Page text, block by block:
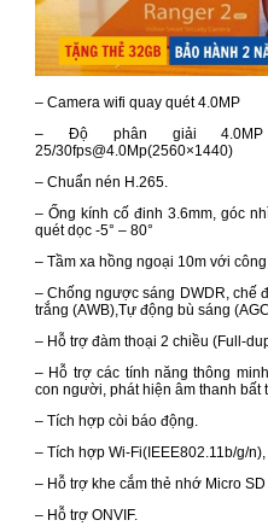
– Camera wifi quay quét 4.0MP
– Độ phân giải 4.0MP
25/30fps@4.0Mp(2560×1440)
– Chuẩn nén H.265.
– Ống kính cố đinh 3.6mm, góc
quét dọc -5° – 80°
– Tầm xa hồng ngoại 10m với
– Chống ngược sáng DWDR, chế
trắng (AWB),Tự động bù sáng
– Hỗ trợ đàm thoại 2 chiều (Full-
– Hỗ trợ các tính năng thông
con người, phát hiện âm thanh bất
– Tích hợp còi báo động.
– Tích hợp Wi-Fi(IEEE802.11b/g/
– Hỗ trợ khe cắm thẻ nhớ Micro
– Hỗ trợ ONVIF.